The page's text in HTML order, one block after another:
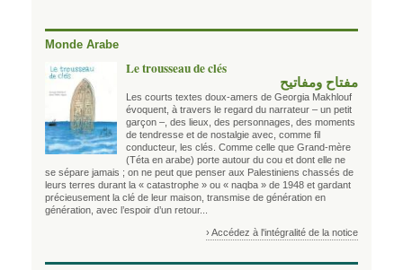
Monde Arabe
Le trousseau de clés
مفتاح ومفاتيح
Les courts textes doux-amers de Georgia Makhlouf
évoquent, à travers le regard du narrateur – un petit
garçon –, des lieux, des personnages, des moments
de tendresse et de nostalgie avec, comme fil
conducteur, les clés. Comme celle que Grand-mère
(Téta en arabe) porte autour du cou et dont elle ne
se sépare jamais ; on ne peut que penser aux Palestiniens chassés de
leurs terres durant la « catastrophe » ou « naqba » de 1948 et gardant
précieusement la clé de leur maison, transmise de génération en
génération, avec l’espoir d’un retour...
› Accédez à l'intégralité de la notice